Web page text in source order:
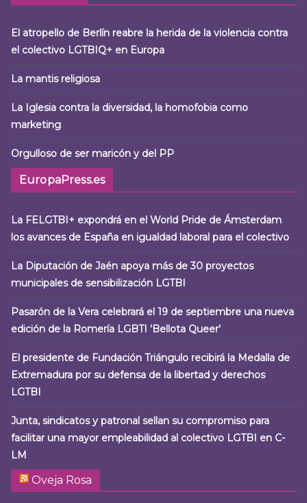
El atropello de Berlín reabre la herida de la violencia contra
el colectivo LGTBIQ+ en Europa
La mantis religiosa
La Iglesia contra la diversidad, la homofobia como
marketing
Orgulloso de ser maricón y del PP
EuropaPress.es
La FELGTBI+ expondrá en el World Pride de Ámsterdam
los avances de España en igualdad laboral para el colectivo
La Diputación de Jaén apoya más de 30 proyectos
municipales de sensibilización LGTBI
Pasarón de la Vera celebrará el 19 de septiembre una nueva
edición de la Romería LGBTI 'Bellota Queer'
El presidente de Fundación Triángulo recibirá la Medalla de
Extremadura por su defensa de la libertad y derechos
LGTBI
Junta, sindicatos y patronal sellan su compromiso para
facilitar una mayor empleabilidad al colectivo LGTBI en C-
LM
Oveja Rosa